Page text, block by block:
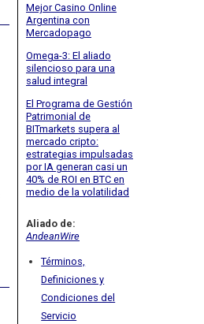
Mejor Casino Online
Argentina con
Mercadopago
Omega-3: El aliado
silencioso para una
salud integral
El Programa de Gestión
Patrimonial de
BITmarkets supera al
mercado cripto:
estrategias impulsadas
por IA generan casi un
40% de ROI en BTC en
medio de la volatilidad
Aliado de:
AndeanWire
Términos,
Definiciones y
Condiciones del
Servicio